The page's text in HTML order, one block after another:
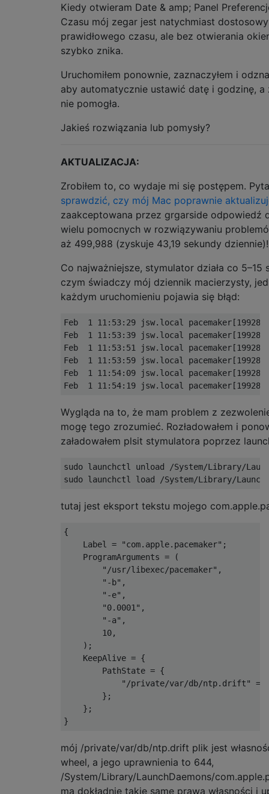
Kiedy otwieram Date & amp; Panel
Czasu mój zegar jest natychmiast
prawidłowego czasu, ale bez otwierania
szybko znika.
Uruchomiłem ponownie, zaznaczyłem i
aby automatycznie ustawić datę i godzinę, a
nie pomogła.
Jakieś rozwiązania lub pomysły?
AKTUALIZACJA:
Zrobiłem to, co wydaje mi się postępem.
sprawdzić, czy mój Mac poprawnie
zaakceptowana przez grgarside odpowiedź
wielu pomocnych w rozwiązywaniu
aż 499,988 (zyskuje 43,19 sekundy dziennie)!
Co najważniejsze, stymulator działa co 5–15
czym świadczy mój dziennik macierzysty,
każdym uruchomieniu pojawia się błąd:
Feb  1 11:53:29 jsw.local
Feb  1 11:53:39 jsw.local
Feb  1 11:53:51 jsw.local
Feb  1 11:53:59 jsw.local
Feb  1 11:54:09 jsw.local
Wygląda na to, że mam problem z
mogę tego zrozumieć. Rozładowałem i
załadowałem plsit stymulatora poprzez
sudo launchctl unload /System/Library/
tutaj jest eksport tekstu mojego
{
    Label = "com.apple.pacemaker";
    ProgramArguments = (
        "/usr/libexec/pacemaker",
        "-b",
        "-e",
        "0.0001",
        "-a",
        10,
    );
    KeepAlive = {
        PathState = {
"/private/var/db/ntp.drift" =
        };
    };
mój /private/var/db/ntp.drift plik jest
wheel, a jego uprawnienia to 644,
/System/Library/LaunchDaemons/
ma dokładnie takie same prawa własności i